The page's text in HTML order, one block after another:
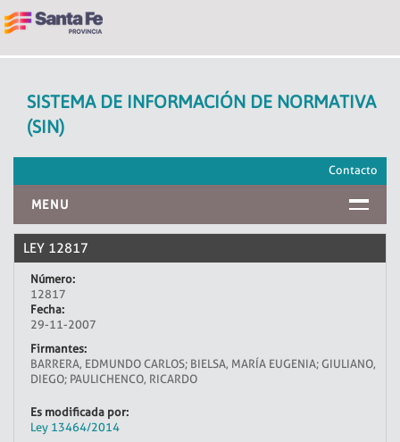
SISTEMA DE INFORMACIÓN DE NORMATIVA
(SIN)
Contacto
MENU
INICIO
LEY 12817
Número:
12817
Fecha:
29-11-2007
Firmantes:
BARRERA, EDMUNDO CARLOS; BIELSA, MARÍA EUGENIA; GIULIANO,
DIEGO; PAULICHENCO, RICARDO
Es modificada por:
Ley 13464/2014